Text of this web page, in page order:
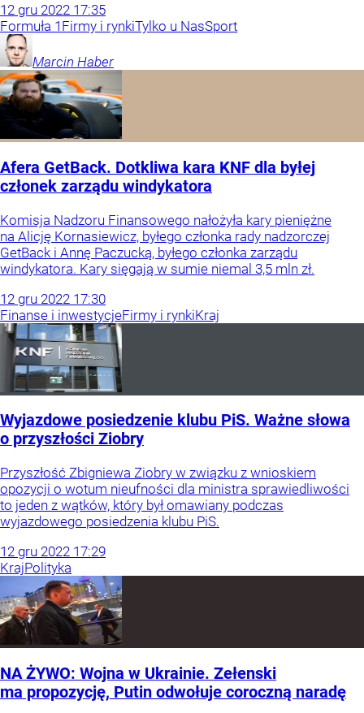
12 gru 2022 17:35
Formuła 1 Firmy i rynkiTylko u NasSport
Marcin Haber
Afera GetBack. Dotkliwa kara KNF dla byłej
członek zarządu windykatora
Komisja Nadzoru Finansowego nałożyła kary pieniężne
na Alicję Kornasiewicz, byłego członka rady nadzorczej
GetBack i Annę Paczucką, byłego członka zarządu
windykatora. Kary sięgają w sumie niemal 3,5 mln zł.
12 gru 2022 17:30
Finanse i inwestycjeFirmy i rynkiKraj
Wyjazdowe posiedzenie klubu PiS. Ważne słowa
o przyszłości Ziobry
Przyszłość Zbigniewa Ziobry w związku z wnioskiem
opozycji o wotum nieufności dla ministra sprawiedliwości
to jeden z wątków, który był omawiany podczas
wyjazdowego posiedzenia klubu PiS.
12 gru 2022 17:29
KrajPolityka
NA ŻYWO: Wojna w Ukrainie. Zełenski
ma propozycję, Putin odwołuje coroczną naradę